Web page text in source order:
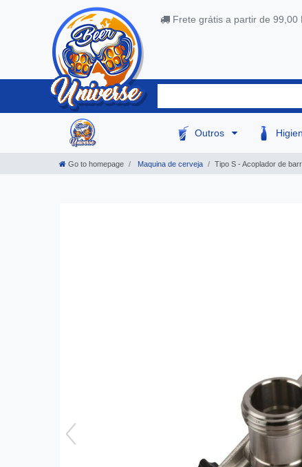
Frete grátis a partir de 99,00
Outros
Go to homepage Maquina de cerveja Tipo S - Acoplador de